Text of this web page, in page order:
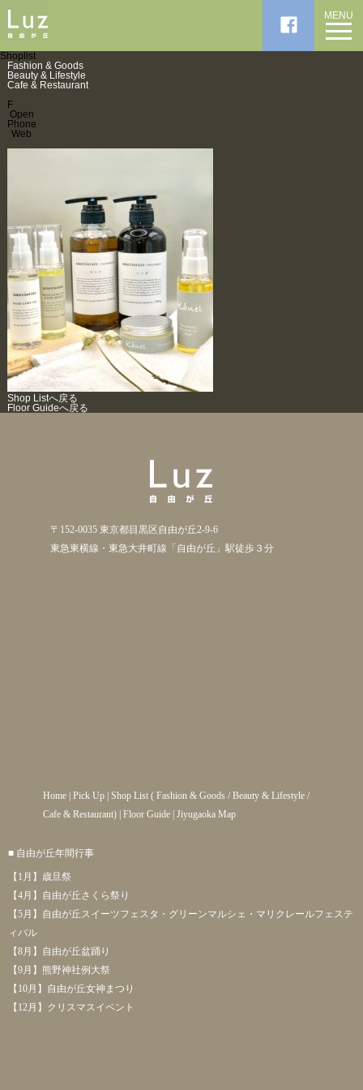
MENU
Shoplist
Fashion & Goods
Beauty & Lifestyle
Cafe & Restaurant
F
Open
Phone
Web
Shop Listへ戻る
Floor Guideへ戻る
〒152-0035 東京都目黒区自由が丘2-9-6
東急東横線・東急大井町線「自由が丘」駅徒歩３分
Home| Pick Up| Shop List( Fashion & Goods / Beauty & Lifestyle/
Cafe & Restaurant) | Floor Guide| Jiyugaoka Map
■ 自由が丘年間行事
【1月】歳旦祭
【4月】自由が丘さくら祭り
【5月】自由が丘スイーツフェスタ・グリーンマルシェ・マリクレールフェステ
ィバル
【8月】自由が丘盆踊り
【9月】熊野神社例大祭
【10月】自由が丘女神まつり
【12月】クリスマスイベント